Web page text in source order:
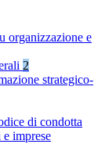
organizzazione e
2
strategico-
di condotta
imprese